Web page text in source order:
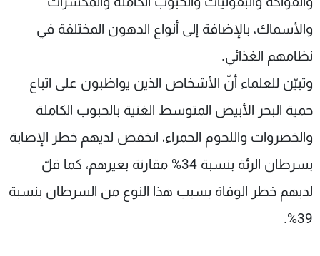
والأسماك، بالإضافة إلى أنواع الدهون المختلفة في
نظامهم الغذائي.
وتبيّن للعلماء أنّ الأشخاص الذين يواظبون على اتباع
حمية البحر الأبيض المتوسط الغنية بالحبوب الكاملة
والخضروات واللحوم الحمراء، انخفض لديهم خطر الإصابة
بسرطان الرئة بنسبة 34% مقارنة بغيرهم، كما قلّ
لديهم خطر الوفاة بسبب هذا النوع من السرطان بنسبة
39%.